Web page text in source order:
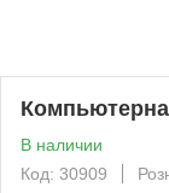
В наличии
Код: 30909